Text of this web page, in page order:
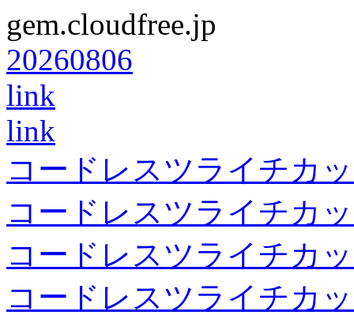
gem.cloudfree.jp
20260806
link
link
コードレスツライチカ
コードレスツライチカ
コードレスツライチカ
コードレスツライチカ